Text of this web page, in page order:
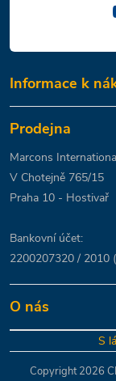
Informace k
Prodejna
Marcons
V Chotejně 765/15
Praha 10 - Hostivař
Bankovní účet:
2200207320 / 2010
O nás
S
Copyright 2026